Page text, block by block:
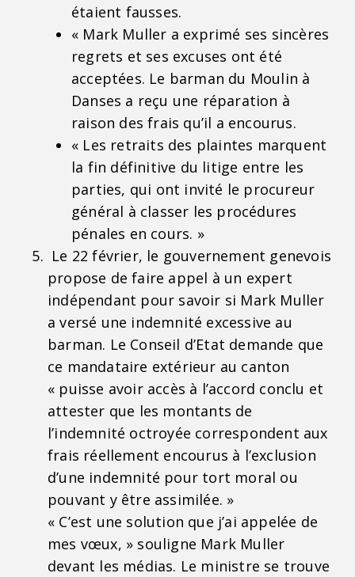
étaient fausses.
« Mark Muller a exprimé ses sincères
regrets et ses excuses ont été
acceptées. Le barman du Moulin à
Danses a reçu une réparation à
raison des frais qu’il a encourus.
« Les retraits des plaintes marquent
la fin définitive du litige entre les
parties, qui ont invité le procureur
général à classer les procédures
pénales en cours. »
Le 22 février, le gouvernement genevois
propose de faire appel à un expert
indépendant pour savoir si Mark Muller
a versé une indemnité excessive au
barman. Le Conseil d’Etat demande que
ce mandataire extérieur au canton
« puisse avoir accès à l’accord conclu et
attester que les montants de
l’indemnité octroyée correspondent aux
frais réellement encourus à l’exclusion
d’une indemnité pour tort moral ou
pouvant y être assimilée. »
« C’est une solution que j’ai appelée de
mes vœux, » souligne Mark Muller
devant les médias. Le ministre se trouve